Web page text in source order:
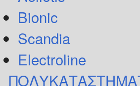
Bionic
Scandia
Electroline